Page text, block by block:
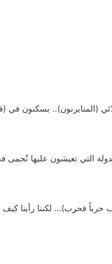
(المتايرنون).. يسكنون
التي تعيشون عليها تُحمى
فحرب)… لكننا رأينا كيف